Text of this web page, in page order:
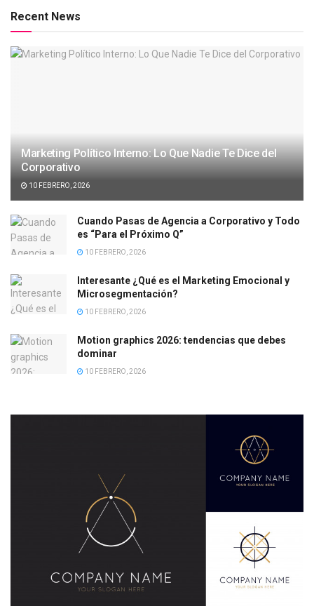
Recent News
Marketing Político Interno: Lo Que Nadie Te Dice del
Corporativo
10 FEBRERO, 2026
Cuando Pasas de Agencia a Corporativo y Todo
es “Para el Próximo Q”
10 FEBRERO, 2026
Interesante ¿Qué es el Marketing Emocional y
Microsegmentación?
10 FEBRERO, 2026
Motion graphics 2026: tendencias que debes
dominar
10 FEBRERO, 2026